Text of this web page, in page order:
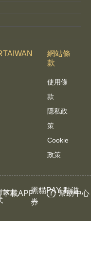
網站條
款
使用條
款
隱私政
策
Cookie
政策
款方
黑貓PAY 動滋
券
下載APP 幫助中心